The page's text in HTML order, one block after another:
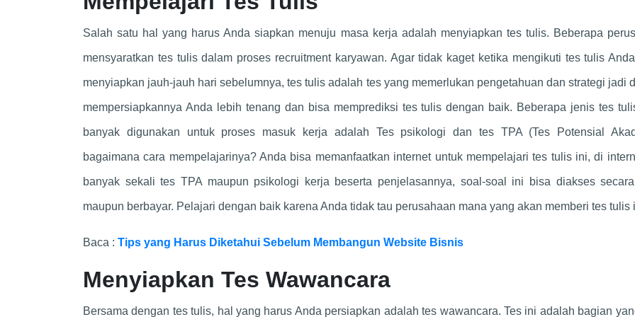
Salah satu hal yang harus Anda siapkan menuju masa kerja adalah menyiapkan tes tulis. Beberapa
mensyaratkan tes tulis dalam proses recruitment karyawan. Agar tidak kaget ketika mengikuti tes tulis
menyiapkan jauh-jauh hari sebelumnya, tes tulis adalah tes yang memerlukan pengetahuan dan strategi jadi
mempersiapkannya Anda lebih tenang dan bisa memprediksi tes tulis dengan baik. Beberapa jenis tes
banyak digunakan untuk proses masuk kerja adalah Tes psikologi dan tes TPA (Tes Potensial
bagaimana cara mempelajarinya? Anda bisa memanfaatkan internet untuk mempelajari tes tulis ini, di
banyak sekali tes TPA maupun psikologi kerja beserta penjelasannya, soal-soal ini bisa diakses
maupun berbayar. Pelajari dengan baik karena Anda tidak tau perusahaan mana yang akan memberi tes tulis
Baca : Tips yang Harus Diketahui Sebelum Membangun Website Bisnis
Menyiapkan Tes Wawancara
Bersama dengan tes tulis, hal yang harus Anda persiapkan adalah tes wawancara. Tes ini adalah bagian